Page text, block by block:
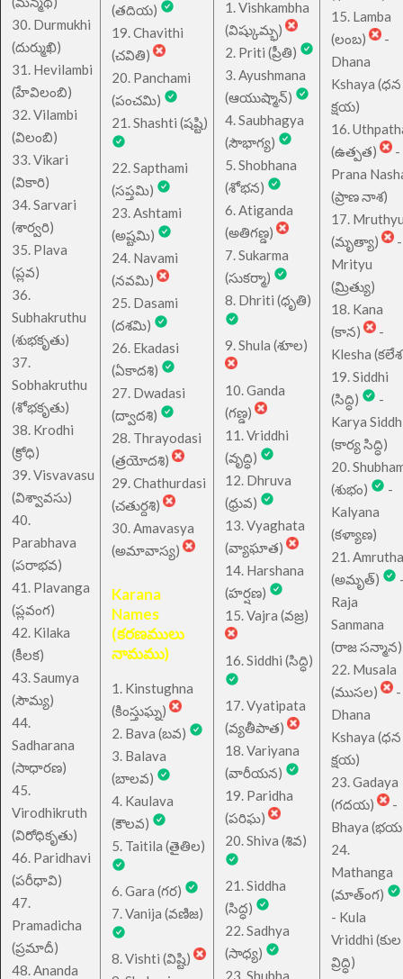
30. Durmukhi
(దుర్ముఖి)
31. Hevilambi
(హేవిలంబి)
32. Vilambi
(విలంబి)
33. Vikari
(వికారి)
34. Sarvari
(శార్వరి)
35. Plava
(ప్లవ)
36.
Subhakruthu
(శుభకృతు)
37.
Sobhakruthu
(శోభకృతు)
38. Krodhi
(క్రోధి)
39. Visvavasu
(విశ్వావసు)
40.
Parabhava
(పరాభవ)
41. Plavanga
(ప్లవంగ)
42. Kilaka
(కీలక)
43. Saumya
(సౌమ్య)
44.
Sadharana
(సాధారణ)
45.
Virodhikruth
(విరోధికృతు)
46. Paridhavi
(పరీధావి)
47.
Pramadicha
(ప్రమాదీ)
48. Ananda
(తదియ)
19. Chavithi
(చవితి)
20. Panchami
(పంచమి)
21. Shashti (షష్టి)
22. Sapthami
(సప్తమి)
23. Ashtami
(అష్టమి)
24. Navami
(నవమి)
25. Dasami
(దశమి)
26. Ekadasi
(ఏకాదశి)
27. Dwadasi
(ద్వాదశి)
28. Thrayodasi
(త్రయోదశి)
29. Chathurdasi
(చతుర్దశి)
30. Amavasya
(అమావాస్య)
Karana
Names
(కరణములు
నామము)
1. Kinstughna
(కింస్తుఘ్న)
2. Bava (బవ)
3. Balava
(బాలవ)
4. Kaulava
(కౌలవ)
5. Taitila (తైతిల)
6. Gara (గర)
7. Vanija (వణిజ)
8. Vishti (విష్టి)
1. Vishkambha
(విష్కుమ్భ)
2. Priti (ప్రీతి)
3. Ayushmana
(ఆయుష్మాన్)
4. Saubhagya
(సౌభాగ్య)
5. Shobhana
(శోభన)
6. Atiganda
(అతిగణ్డ)
7. Sukarma
(సుకర్మా)
8. Dhriti (ధృతి)
9. Shula (శూల)
10. Ganda
(గణ్డ)
11. Vriddhi
(వృద్ధి)
12. Dhruva
(ధ్రువ)
13. Vyaghata
(వ్యాఘాత)
14. Harshana
(హర్షణ)
15. Vajra (వజ్ర)
16. Siddhi (సిద్ధి)
17. Vyatipata
(వ్యతీపాత)
18. Variyana
(వారీయన)
19. Paridha
(పరిఘ)
20. Shiva (శివ)
21. Siddha
(సిద్ధ)
22. Sadhya
(సాధ్య)
23. Shubha
15. Lamba
(లంబ)
-
Dhana
Kshaya (ధన
క్షయ)
16.
(ఉత్పత)
-
Prana
(ప్రాణ నాశ)
17.
(మృత్యా)
-
Mrityu
(మ్రిత్యు)
18. Kana
(కాన)
-
Klesha
19. Siddhi
(సిద్ధి)
-
Karya
(కార్య సిద్ధి)
20.
(శుభం)
-
Kalyana
(కళ్యాణ)
21. Amrutha
(అమృత్)
Raja
Sanmana
(రాజ సన్మాన)
22. Musala
(ముసల)
-
Dhana
Kshaya (ధన
క్షయ)
23. Gadaya
(గదయ)
-
Bhaya
24.
Mathanga
(మాత్ంగ)
- Kula
Vriddhi (కుల
వ్రిద్ధి)